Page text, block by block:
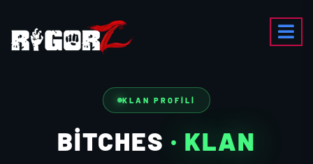
KLAN PROFILI
BITCHES · KLAN